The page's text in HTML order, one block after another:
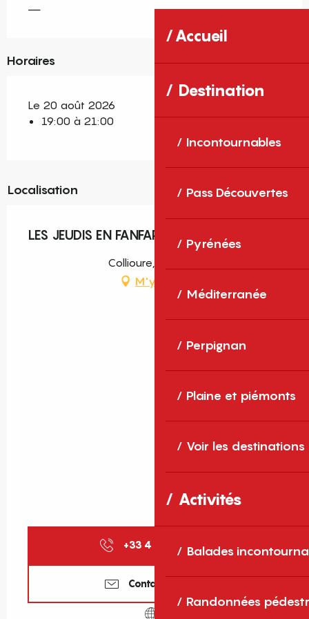
Accueil
Destination
Incontournables
Pass Découvertes
Pyrénées
Méditerranée
Perpignan
Plaine et piémonts
Voir les destinations
Activités
Balades
Randonnées
—
Horaires
Le 20 août 2026
19:00 à 21:00
Localisation
LES JEUDIS EN FANFARE CÉO DO BRASIL
Collioure, Collioure
M'y rendre
+33 4 68 82 15 ▒▒
Contactez-nous